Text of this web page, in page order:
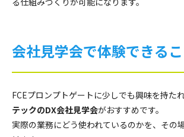
会社見学会で体験できる
FCEプロンプトゲートに少しでも興味を持た
テックのDX会社見学会がおすすめです。
実際の業務にどう使われているのかを、その